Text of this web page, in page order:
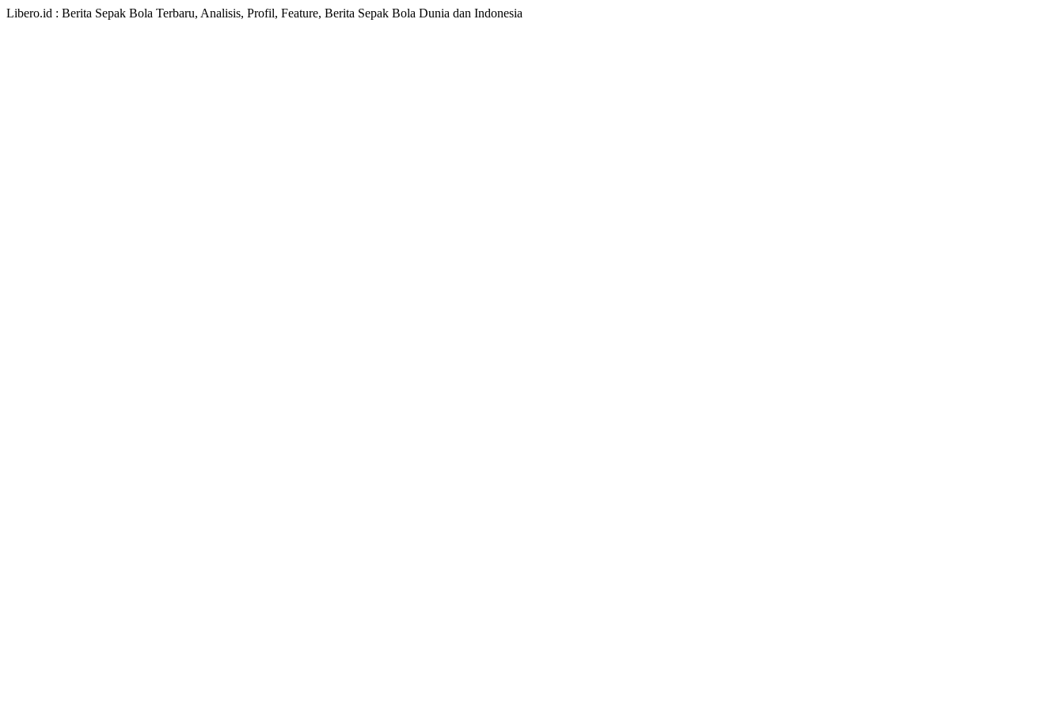
Libero.id : Berita Sepak Bola Terbaru, Analisis, Profil, Feature, Berita Sepak Bola Dunia dan Indonesia